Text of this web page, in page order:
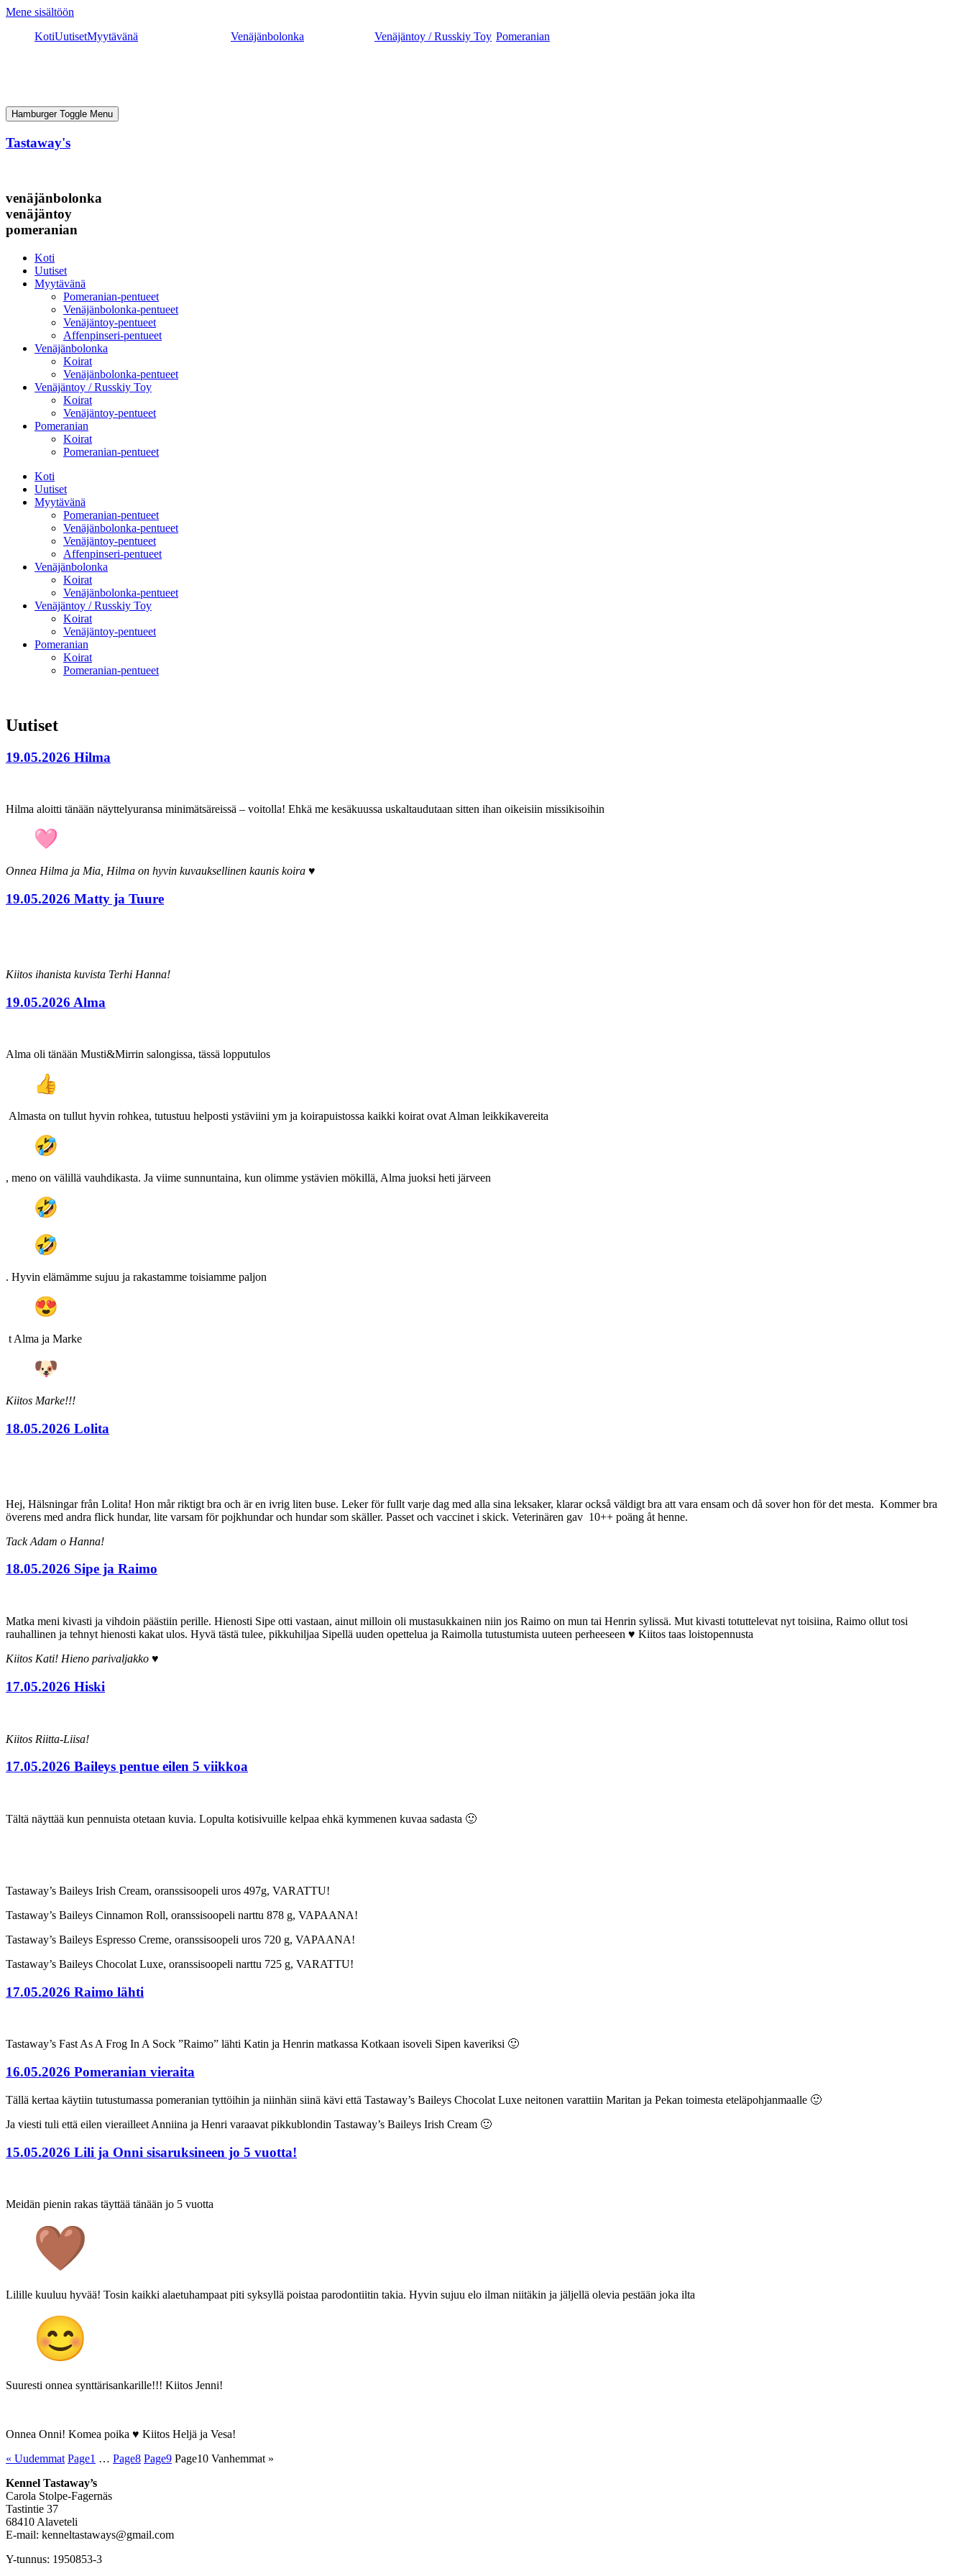
Mene sisältöön
KotiUutisetMyytävänä Venäjänbolonka Venäjäntoy / Russkiy Toy Pomeranian
Hamburger Toggle Menu
Tastaway's
venäjänbolonka
venäjäntoy
pomeranian
Koti
Uutiset
Myytävänä
Pomeranian-pentueet
Venäjänbolonka-pentueet
Venäjäntoy-pentueet
Affenpinseri-pentueet
Venäjänbolonka
Koirat
Venäjänbolonka-pentueet
Venäjäntoy / Russkiy Toy
Koirat
Venäjäntoy-pentueet
Pomeranian
Koirat
Pomeranian-pentueet
Koti
Uutiset
Myytävänä
Pomeranian-pentueet
Venäjänbolonka-pentueet
Venäjäntoy-pentueet
Affenpinseri-pentueet
Venäjänbolonka
Koirat
Venäjänbolonka-pentueet
Venäjäntoy / Russkiy Toy
Koirat
Venäjäntoy-pentueet
Pomeranian
Koirat
Pomeranian-pentueet
Uutiset
19.05.2026 Hilma
Hilma aloitti tänään näyttelyuransa minimätsäreissä – voitolla! Ehkä me kesäkuussa uskaltaudutaan sitten ihan oikeisiin missikisoihin
Onnea Hilma ja Mia, Hilma on hyvin kuvauksellinen kaunis koira ♥
19.05.2026 Matty ja Tuure
Kiitos ihanista kuvista Terhi Hanna!
19.05.2026 Alma
Alma oli tänään Musti&Mirrin salongissa, tässä lopputulos
Almasta on tullut hyvin rohkea, tutustuu helposti ystäviini ym ja koirapuistossa kaikki koirat ovat Alman leikkikavereita
, meno on välillä vauhdikasta. Ja viime sunnuntaina, kun olimme ystävien mökillä, Alma juoksi heti järveen
. Hyvin elämämme sujuu ja rakastamme toisiamme paljon
t Alma ja Marke
Kiitos Marke!!!
18.05.2026 Lolita
Hej, Hälsningar från Lolita! Hon mår riktigt bra och är en ivrig liten buse. Leker för fullt varje dag med alla sina leksaker, klarar också väldigt bra att vara ensam och då sover hon för det mesta. Kommer bra
överens med andra flick hundar, lite varsam för pojkhundar och hundar som skäller. Passet och vaccinet i skick. Veterinären gav 10++ poäng åt henne.
Tack Adam o Hanna!
18.05.2026 Sipe ja Raimo
Matka meni kivasti ja vihdoin päästiin perille. Hienosti Sipe otti vastaan, ainut milloin oli mustasukkainen niin jos Raimo on mun tai Henrin sylissä. Mut kivasti totuttelevat nyt toisiina, Raimo ollut tosi
rauhallinen ja tehnyt hienosti kakat ulos. Hyvä tästä tulee, pikkuhiljaa Sipellä uuden opettelua ja Raimolla tutustumista uuteen perheeseen ♥ Kiitos taas loistopennusta
Kiitos Kati! Hieno parivaljakko ♥
17.05.2026 Hiski
Kiitos Riitta-Liisa!
17.05.2026 Baileys pentue eilen 5 viikkoa
Tältä näyttää kun pennuista otetaan kuvia. Lopulta kotisivuille kelpaa ehkä kymmenen kuvaa sadasta 🙂
Tastaway’s Baileys Irish Cream, oranssisoopeli uros 497g, VARATTU!
Tastaway’s Baileys Cinnamon Roll, oranssisoopeli narttu 878 g, VAPAANA!
Tastaway’s Baileys Espresso Creme, oranssisoopeli uros 720 g, VAPAANA!
Tastaway’s Baileys Chocolat Luxe, oranssisoopeli narttu 725 g, VARATTU!
17.05.2026 Raimo lähti
Tastaway’s Fast As A Frog In A Sock ”Raimo” lähti Katin ja Henrin matkassa Kotkaan isoveli Sipen kaveriksi 🙂
16.05.2026 Pomeranian vieraita
Tällä kertaa käytiin tutustumassa pomeranian tyttöihin ja niinhän siinä kävi että Tastaway’s Baileys Chocolat Luxe neitonen varattiin Maritan ja Pekan toimesta eteläpohjanmaalle 🙂
Ja viesti tuli että eilen vierailleet Anniina ja Henri varaavat pikkublondin Tastaway’s Baileys Irish Cream 🙂
15.05.2026 Lili ja Onni sisaruksineen jo 5 vuotta!
Meidän pienin rakas täyttää tänään jo 5 vuotta
Lilille kuuluu hyvää! Tosin kaikki alaetuhampaat piti syksyllä poistaa parodontiitin takia. Hyvin sujuu elo ilman niitäkin ja jäljellä olevia pestään joka ilta
Suuresti onnea synttärisankarille!!! Kiitos Jenni!
Onnea Onni! Komea poika ♥ Kiitos Heljä ja Vesa!
« Uudemmat Page1 … Page8 Page9 Page10 Vanhemmat »
Kennel Tastaway’s
Carola Stolpe-Fagernäs
Tastintie 37
68410 Alaveteli
E-mail: kenneltastaways@gmail.com
Y-tunnus: 1950853-3